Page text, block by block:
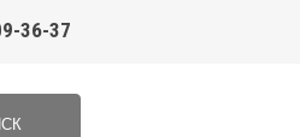
36-37